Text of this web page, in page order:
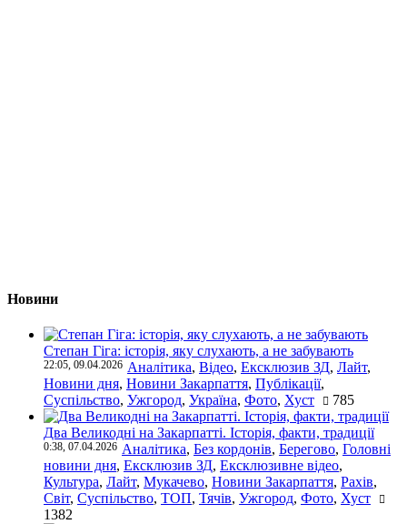
Новини
Степан Гіга: історія, яку слухають, а не забувають
22:05, 09.04.2026 Аналітика, Відео, Ексклюзив ЗД, Лайт,
Новини дня, Новини Закарпаття, Публікації,
Суспільство, Ужгород, Україна, Фото, Хуст 785
Два Великодні на Закарпатті. Історія, факти, традиції
0:38, 07.04.2026 Аналітика, Без кордонів, Берегово, Головні
новини дня, Ексклюзив ЗД, Ексклюзивне відео,
Культура, Лайт, Мукачево, Новини Закарпаття, Рахів,
Світ, Суспільство, ТОП, Тячів, Ужгород, Фото, Хуст
1382